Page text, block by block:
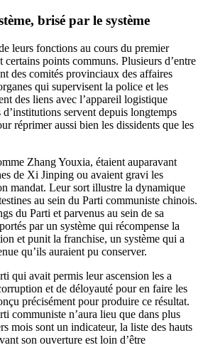
brisé par le système
leurs fonctions au cours du premier
certains points communs. Plusieurs d’entre
des comités provinciaux des affaires
qui supervisent la police et les
des liens avec l’appareil logistique
servent depuis longtemps
réprimer aussi bien les dissidents que les
Zhang Youxia, étaient auparavant
de Xi Jinping ou avaient gravi les
mandat. Leur sort illustre la dynamique
au sein du Parti communiste chinois.
du Parti et parvenus au sein de sa
par un système qui récompense la
et punit la franchise, un système qui a
qu’ils auraient pu conserver.
qui avait permis leur ascension les a
et de déloyauté pour en faire les
précisément pour produire ce résultat.
communiste n’aura lieu que dans plus
mois sont un indicateur, la liste des hauts
son ouverture est loin d’être